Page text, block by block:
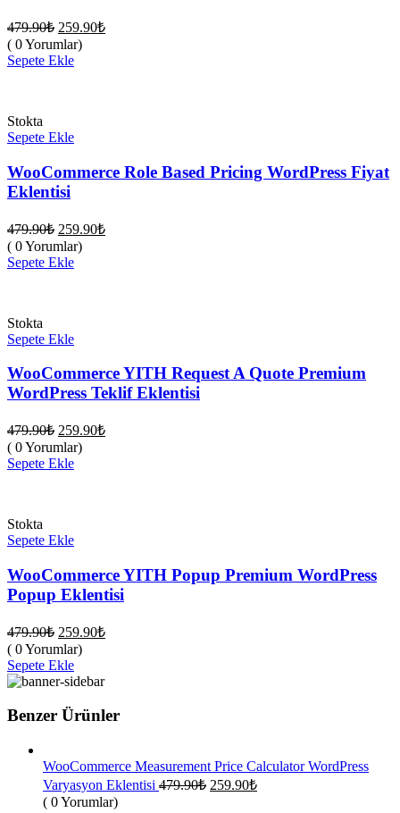
479.90₺ Orijinal
fiyat:
479.90₺.
259.90₺Şu
( 0 Yorumlar)
Sepete Ekle
Stokta
Sepete Ekle
WooCommerce Role Based Pricing WordPress Fiyat
Eklentisi
479.90₺ Orijinal
fiyat:
479.90₺.
259.90₺Şu
( 0 Yorumlar)
Sepete Ekle
Stokta
Sepete Ekle
WooCommerce YITH Request A Quote Premium
WordPress Teklif Eklentisi
479.90₺ Orijinal
fiyat:
479.90₺.
259.90₺Şu
( 0 Yorumlar)
Sepete Ekle
Stokta
Sepete Ekle
WooCommerce YITH Popup Premium WordPress
Popup Eklentisi
479.90₺ Orijinal
fiyat:
479.90₺.
259.90₺Şu
259.90₺.
( 0 Yorumlar)
Sepete Ekle
Benzer Ürünler
WooCommerce Measurement Price Calculator WordPress
Varyasyon Eklentisi 479.90₺ Orijinal
259.90₺Şu
( 0 Yorumlar)